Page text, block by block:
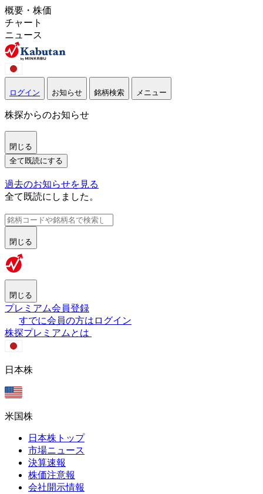
概要・株価
チャート
ニュース
ログイン お知らせ 銘柄検索 メニュー
株探からのお知らせ
閉じる
全て既読にする
過去のお知らせを見る
全て既読にしました。
閉じる
閉じる
プレミアム会員登録
すでに会員の方はログイン
株探プレミアムとは
日本株
米国株
日本株トップ
市場ニュース
決算速報
株価注意報
会社開示情報